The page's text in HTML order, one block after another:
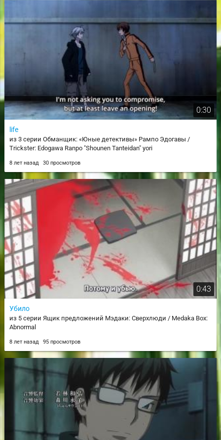
0:30
life
из 3 серии Обманщик: «Юные детективы» Рампо Эдогавы /
Trickster: Edogawa Ranpo "Shounen Tanteidan" yori
8 лет назад 30 просмотров
0:43
Убило
из 5 серии Ящик предложений Мэдаки: Сверхлюди / Medaka Box:
Abnormal
8 лет назад 95 просмотров